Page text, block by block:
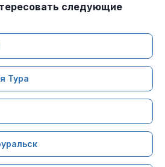
следующие
Тура